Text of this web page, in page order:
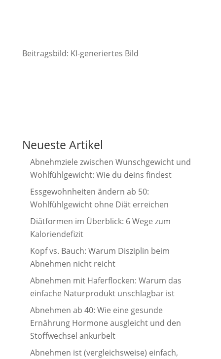
Beitragsbild: KI-generiertes Bild
Neueste Artikel
Abnehmziele zwischen Wunschgewicht und
Wohlfühlgewicht: Wie du deins findest
Essgewohnheiten ändern ab 50:
Wohlfühlgewicht ohne Diät erreichen
Diätformen im Überblick: 6 Wege zum
Kaloriendefizit
Kopf vs. Bauch: Warum Disziplin beim
Abnehmen nicht reicht
Abnehmen mit Haferflocken: Warum das
einfache Naturprodukt unschlagbar ist
Abnehmen ab 40: Wie eine gesunde
Ernährung Hormone ausgleicht und den
Stoffwechsel ankurbelt
Abnehmen ist (vergleichsweise) einfach,